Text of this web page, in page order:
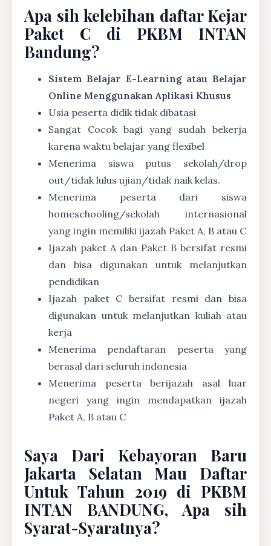
Apa sih kelebihan daftar Kejar
Paket C di PKBM INTAN
Bandung?
Sistem Belajar E-Learning atau Belajar
Online Menggunakan Aplikasi Khusus
Usia peserta didik tidak dibatasi
Sangat Cocok bagi yang sudah bekerja
karena waktu belajar yang flexibel
Menerima siswa putus sekolah/drop
out/tidak lulus ujian/tidak naik kelas.
Menerima peserta dari siswa
homeschooling/sekolah internasional
yang ingin memiliki ijazah Paket A, B atau C
Ijazah paket A dan Paket B bersifat resmi
dan bisa digunakan untuk melanjutkan
pendidikan
Ijazah paket C bersifat resmi dan bisa
digunakan untuk melanjutkan kuliah atau
kerja
Menerima pendaftaran peserta yang
berasal dari seluruh indonesia
Menerima peserta berijazah asal luar
negeri yang ingin mendapatkan ijazah
Paket A, B atau C
Saya Dari Kebayoran Baru
Jakarta Selatan Mau Daftar
Untuk Tahun 2019 di PKBM
INTAN BANDUNG, Apa sih
Syarat-Syaratnya?